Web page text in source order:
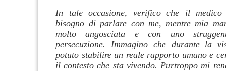
In tale occasione, verifico che il
bisogno di parlare con me, mentre mia
molto angosciata e con uno
persecuzione. Immagino che durante la
potuto stabilire un reale rapporto umano e
il contesto che sta vivendo. Purtroppo mi